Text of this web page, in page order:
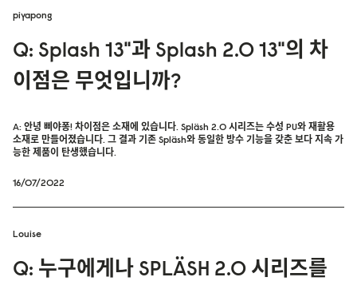
piyapong
Q: Splash 13"과 Splash 2.0 13"의 차
이점은 무엇입니까?
A: 안녕 삐야퐁! 차이점은 소재에 있습니다. Spläsh 2.0 시리즈는 수성 PU와 재활용
소재로 만들어졌습니다. 그 결과 기존 Spläsh와 동일한 방수 기능을 갖춘 보다 지속 가
능한 제품이 탄생했습니다.
16/07/2022
Louise
Q: 누구에게나 SPLÄSH 2.0 시리즈를